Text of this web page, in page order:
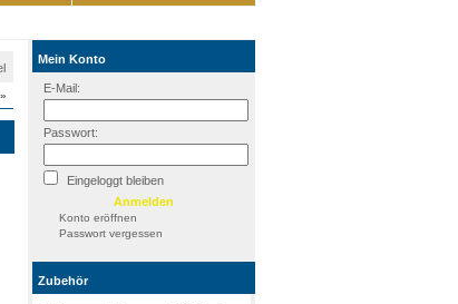
Mein Konto
E-Mail:
Passwort:
Eingeloggt bleiben
Konto eröffnen
Passwort vergessen
Zubehör
»